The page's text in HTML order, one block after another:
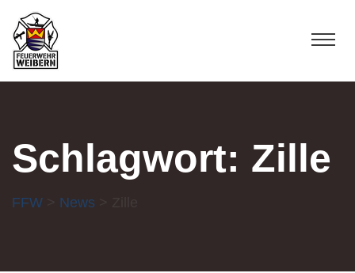
Schlagwort: Zille
FFW News